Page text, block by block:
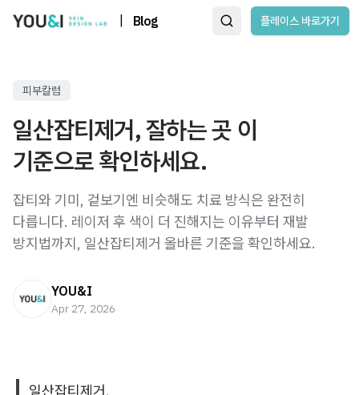
Blog 플레이스 바로가기
피부칼럼
일산잡티제거, 잘하는 곳 이
기준으로 확인하세요.
잡티와 기미, 겉보기엔 비슷해도 치료 방식은 완전히
다릅니다. 레이저 후 색이 더 진해지는 이유부터 재발
방지법까지, 일산잡티제거 올바른 기준을 확인하세요.
YOU&I
Apr 27, 2026
일산잡티제거,